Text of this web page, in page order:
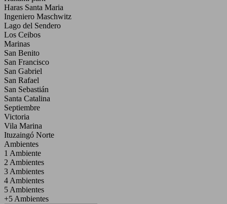
Haras Santa Maria
Ingeniero Maschwitz
Lago del Sendero
Los Ceibos
Marinas
San Benito
San Francisco
San Gabriel
San Rafael
San Sebastián
Santa Catalina
Septiembre
Victoria
Vila Marina
Ituzaingó Norte
Ambientes
1 Ambiente
2 Ambientes
3 Ambientes
4 Ambientes
5 Ambientes
+5 Ambientes